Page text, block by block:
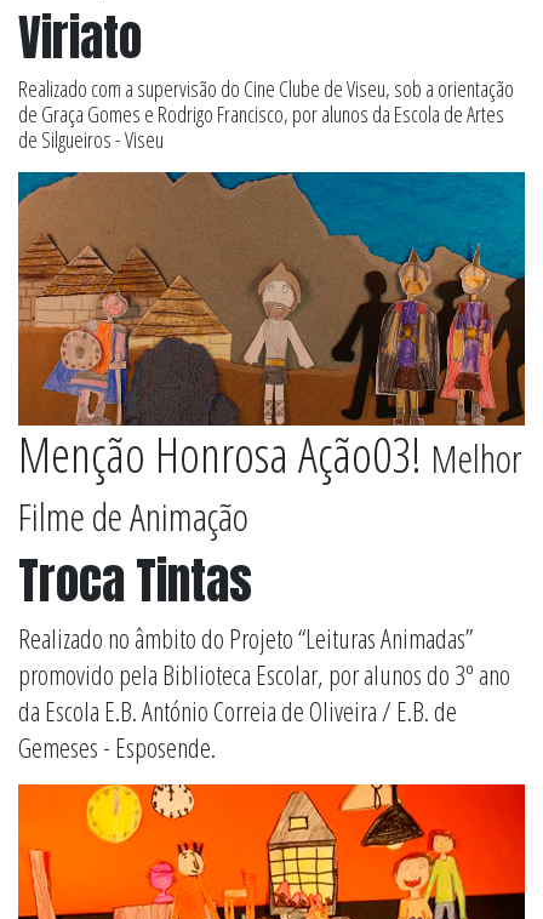
Viriato
Realizado com a supervisão do Cine Clube de Viseu, sob a orientação
de Graça Gomes e Rodrigo Francisco, por alunos da Escola de Artes
de Silgueiros - Viseu
Menção Honrosa Ação03! Melhor
Filme de Animação
Troca Tintas
Realizado no âmbito do Projeto “Leituras Animadas”
promovido pela Biblioteca Escolar, por alunos do 3º ano
da Escola E.B. António Correia de Oliveira / E.B. de
Gemeses - Esposende.